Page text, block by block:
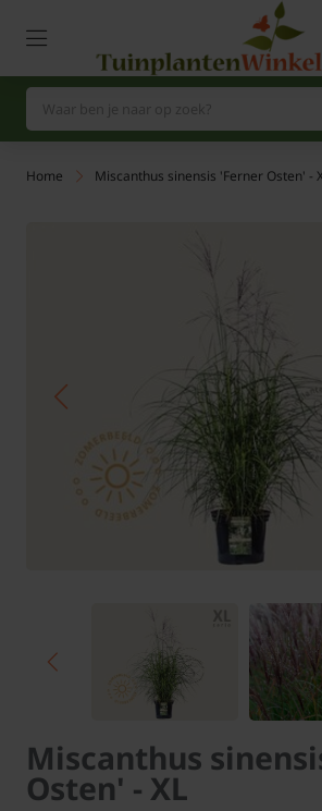
Home Miscanthus sinensis 'Ferner Osten' -
Miscanthus
Osten' - XL